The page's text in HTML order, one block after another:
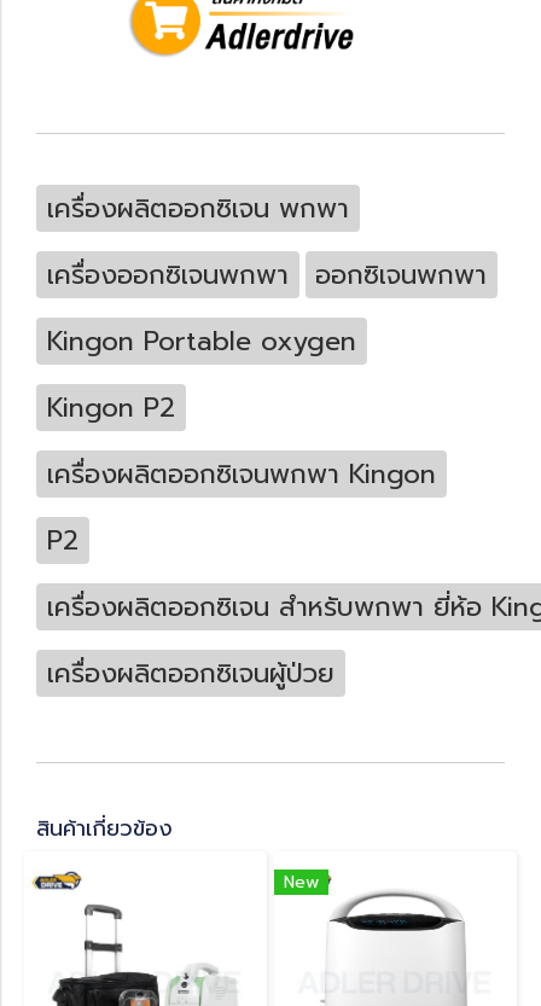
เครื่องผลิตออกซิเจน พกพา
เครื่องออกซิเจนพกพา
ออกซิเจนพกพา
Kingon Portable oxygen
Kingon P2
เครื่องผลิตออกซิเจนพกพา Kingon
P2
เครื่องผลิตออกซิเจน สำหรับพกพา ยี่ห้อ
เครื่องผลิตออกซิเจนผู้ป่วย
สินค้าเกี่ยวข้อง
New